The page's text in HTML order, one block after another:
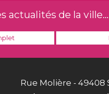
actualités de la
Rue Molière - 49408